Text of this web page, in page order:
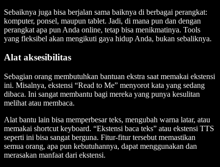
Sebaiknya juga bisa berjalan sama baiknya di berbagai perangkat:
komputer, ponsel, maupun tablet. Jadi, di mana pun dan dengan
perangkat apa pun Anda online, tetap bisa menikmatinya. Tools
yang fleksibel akan mengikuti gaya hidup Anda, bukan sebaliknya.
Alat aksesibilitas
Sebagian orang membutuhkan bantuan ekstra saat memakai ekstensi
ini. Misalnya, ekstensi “Read to Me” menyorot kata yang sedang
dibaca. Ini sangat membantu bagi mereka yang punya kesulitan
melihat atau membaca.
Alat bantu lain bisa memperbesar teks, mengubah warna latar, atau
memakai shortcut keyboard. “Ekstensi baca teks” atau ekstensi TTS
seperti ini bisa sangat berguna. Fitur-fitur tersebut memastikan
semua orang, apa pun kebutuhannya, dapat menggunakan dan
merasakan manfaat dari ekstensi.